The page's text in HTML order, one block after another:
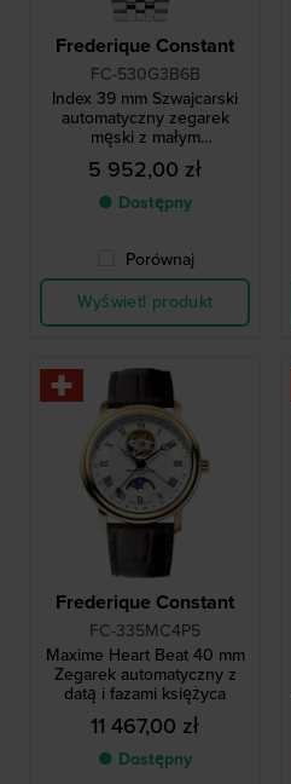
Frederique Constant
FC-530G3B6B
Index 39 mm Szwajcarski
automatyczny zegarek
męski z małym
sekundnikiem
5 952,00 zł
● Dostępny
Porównaj
Wyświetl produkt
Frederique Constant
FC-335MC4P5
Maxime Heart Beat 40 mm
Zegarek automatyczny z
datą i fazami księżyca
11 467,00 zł
● Dostępny